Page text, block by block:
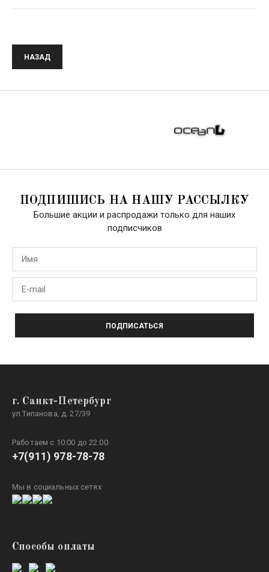
НАЗАД
ПОДПИШИСЬ НА НАШУ РАССЫЛКУ
Большие акции и распродажи только для наших
подписчиков
ПОДПИСАТЬСЯ
г. Санкт-Петербург
ул.Типанова, д. 27/39
Работаем с 10:00 до 22:00
+7(911) 978-78-78
Мы в социальных сетях
Способы оплаты